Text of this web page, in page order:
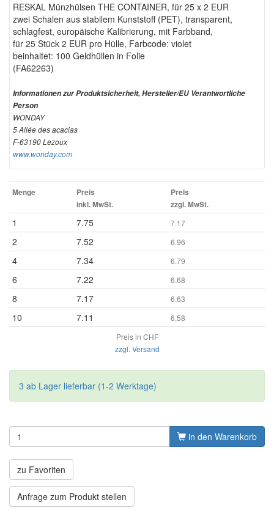
RESKAL Münzhülsen THE CONTAINER, für 25 x 2 EUR
zwei Schalen aus stabilem Kunststoff (PET), transparent,
schlagfest, europäische Kalibrierung, mit Farbband,
für 25 Stück 2 EUR pro Hülle, Farbcode: violet
beinhaltet: 100 Geldhüllen in Folie
(FA62263)
Informationen zur Produktsicherheit, Hersteller/EU Verantwortliche
Person
WONDAY
5 Allée des acacias
F-63190 Lezoux
www.wonday.com
Menge
Preis
inkl. MwSt.
Preis
zzgl. MwSt.
1 7.75 7.17
2 7.52 6.96
4 7.34 6.79
6 7.22 6.68
8 7.17 6.63
10 7.11
6.58
Preis in CHF
zzgl. Versand
3 ab Lager lieferbar (1-2 Werktage)
in den Warenkorb
zu Favoriten
Anfrage zum Produkt stellen